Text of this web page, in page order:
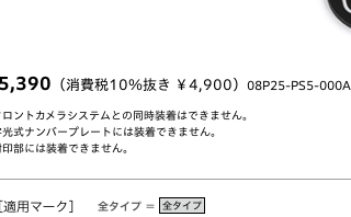
（消費税10％抜き ￥4,900） 08P25-PS5-000A
ントカメラシステムとの同時装着はできません。
式ナンバープレートには装着できません。
部には装着できません。